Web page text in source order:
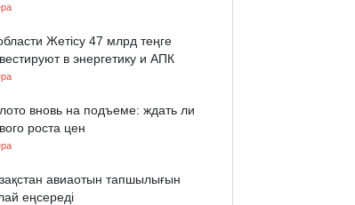
Жетісу 47 млрд теңге
в энергетику и АПК
вновь на подъеме: ждать ли
роста цен
авиаотын тапшылығын
еңсереді